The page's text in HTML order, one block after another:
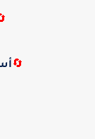
🔄